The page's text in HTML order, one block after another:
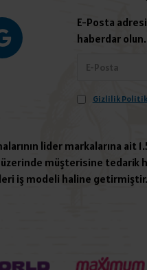
E-Posta
haberdar olun.
Gizlilik
lider markalarına ait
üzerinde müşterisine
iş modeli haline getirmiştir.